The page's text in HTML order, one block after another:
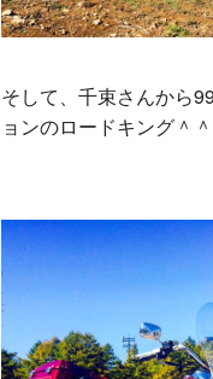
そして、千束さんから
ョンのロードキング＾＾